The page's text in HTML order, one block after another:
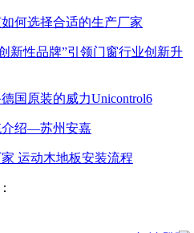
何选择合适的生产厂家
新性品牌”引领门窗行业创新升
国原装的威力Unicontrol6
介绍—苏州安嘉
运动木地板安装流程